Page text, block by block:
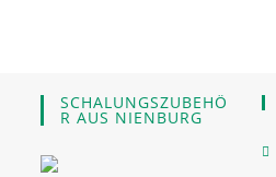
SCHALUNGSZUBEHÖ
R AUS NIENBURG